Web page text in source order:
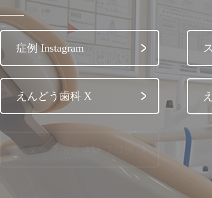
症例 Instagram
えんどう歯科 X
スタッフ治療体験ブログ